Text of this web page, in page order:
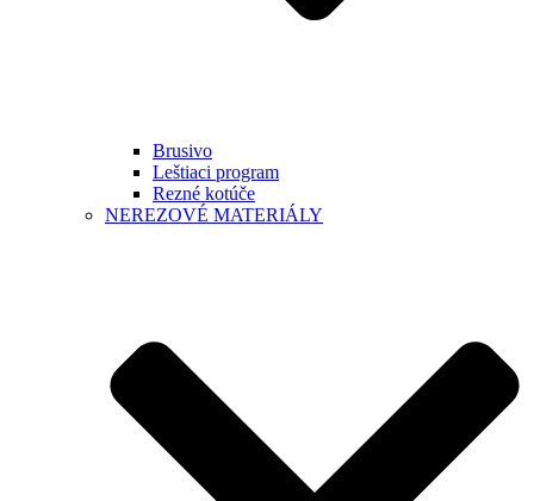
Brusivo
Leštiaci program
Rezné kotúče
NEREZOVÉ MATERIÁLY